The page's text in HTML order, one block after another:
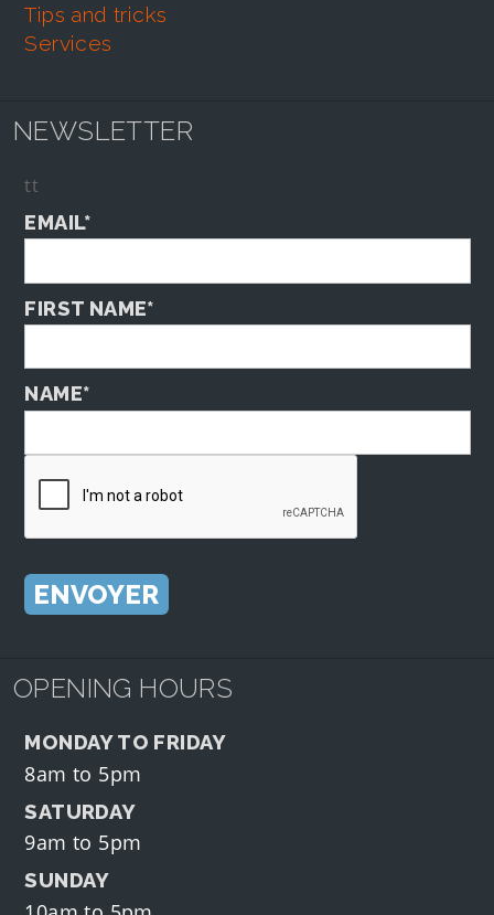
tips and tricks
services
NEWSLETTER
tt
EMAIL*
FIRST NAME*
NAME*
OPENING HOURS
MONDAY TO FRIDAY
8am to 5pm
SATURDAY
9am to 5pm
SUNDAY